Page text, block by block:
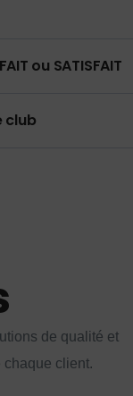
ou SATISFAIT
club
de qualité et
chaque client.